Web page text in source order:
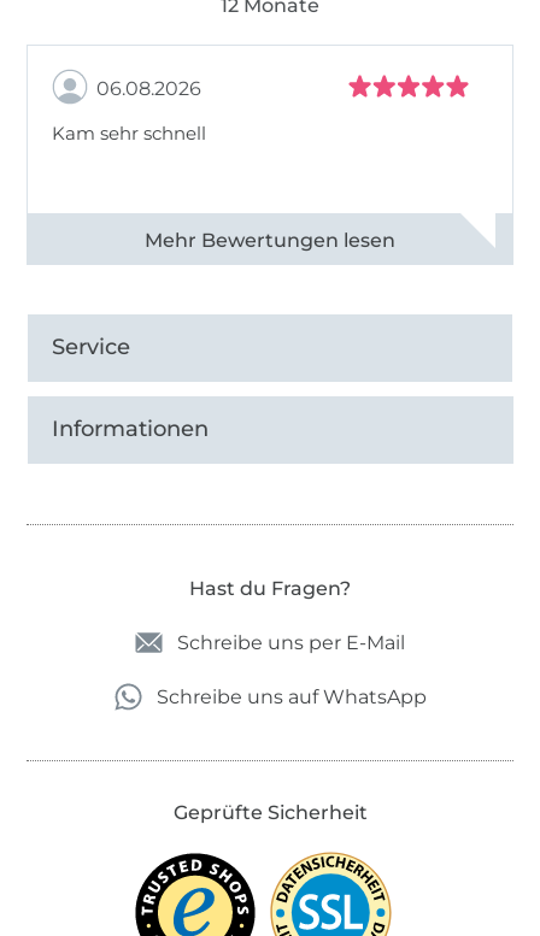
12 Monate
06.08.2026
Kam sehr schnell
Alle 82950 Bewertungen ansehen
Service
Informationen
Hast du Fragen?
Schreibe uns per E-Mail
Schreibe uns auf WhatsApp
Geprüfte Sicherheit